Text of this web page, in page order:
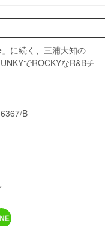
に続く、三浦大知の
でROCKYなR&Bチ
B